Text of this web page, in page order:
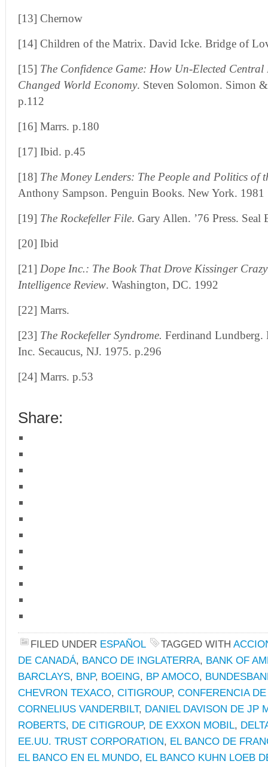
[13] Chernow
[14] Children of the Matrix. David Icke. Bridge of
[15] The Confidence Game: How Un-Elected Central
Changed World Economy. Steven Solomon. Simon
p.112
[16] Marrs. p.180
[17] Ibid. p.45
[18] The Money Lenders: The People and Politics of
Anthony Sampson. Penguin Books. New York. 1981
[19] The Rockefeller File. Gary Allen. ’76 Press. Seal
[20] Ibid
[21] Dope Inc.: The Book That Drove Kissinger Crazy
Intelligence Review. Washington, DC. 1992
[22] Marrs.
[23] The Rockefeller Syndrome. Ferdinand Lundberg.
Inc. Secaucus, NJ. 1975. p.296
[24] Marrs. p.53
Share:
FILED UNDER ESPAÑOL TAGGED WITH
DE CANADÁ, BANCO DE INGLATERRA, BANK OF
BARCLAYS, BNP, BOEING, BP AMOCO,
CHEVRON TEXACO, CITIGROUP, CONFERENCIA
CORNELIUS VANDERBILT, DANIEL DAVISON DE JP
ROBERTS, DE CITIGROUP, DE EXXON MOBIL,
EE.UU. TRUST CORPORATION, EL BANCO DE
EL BANCO EN EL MUNDO, EL BANCO KUHN LOEB